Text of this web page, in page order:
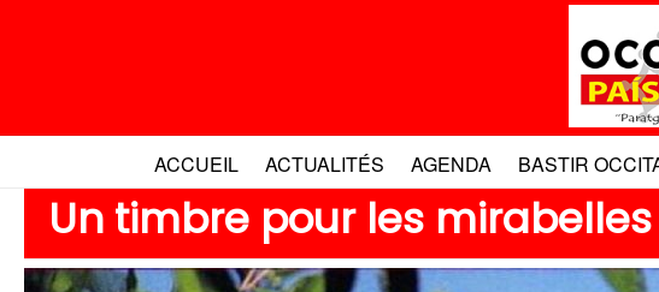
ACCUEIL ACTUALITÉS AGENDA BASTIR
Un timbre pour les